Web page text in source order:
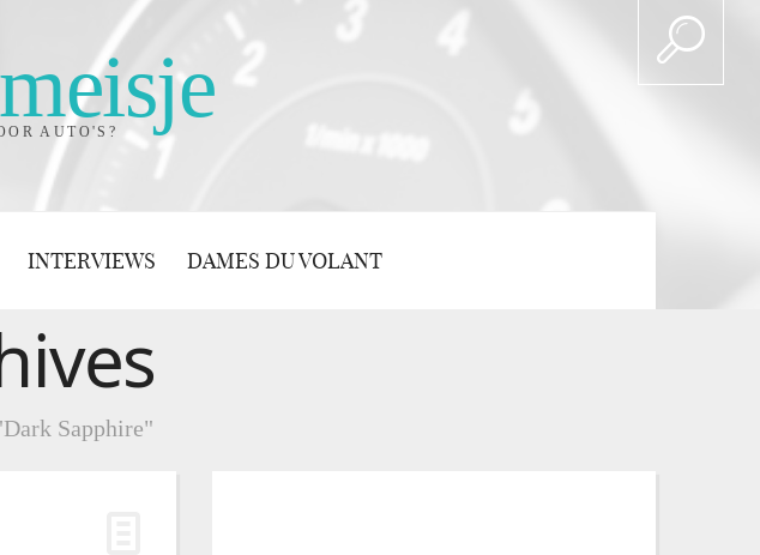
AUTO'S?
INTERVIEWS DAMES DU VOLANT
Sapphire"